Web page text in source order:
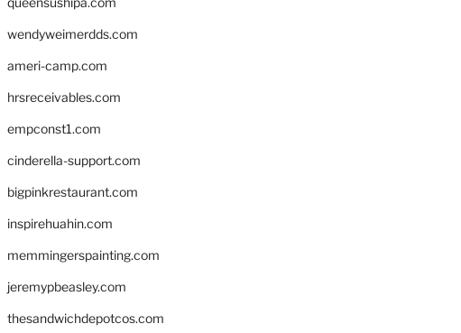
wendyweimerdds.com
ameri-camp.com
hrsreceivables.com
empconst1.com
cinderella-support.com
bigpinkrestaurant.com
inspirehuahin.com
memmingerspainting.com
jeremypbeasley.com
thesandwichdepotcos.com